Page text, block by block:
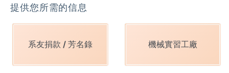
提供您所需的信息
系友捐款 / 芳名錄 機械實習工廠